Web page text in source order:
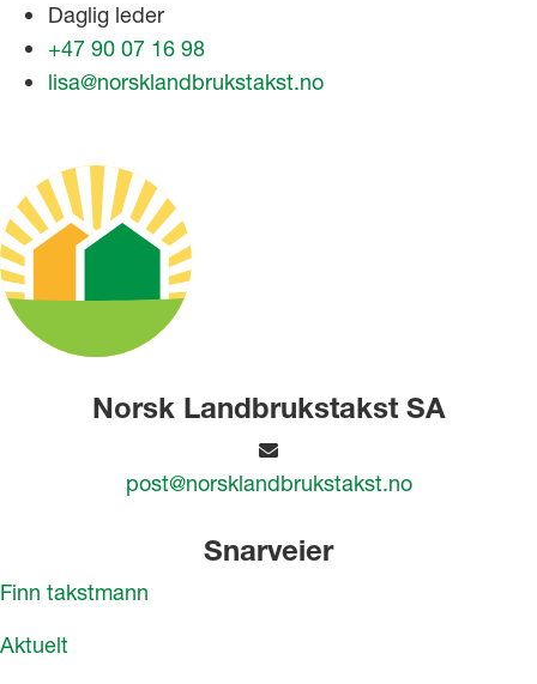
Daglig leder
+47 90 07 16 98
lisa@norsklandbrukstakst.no
Norsk Landbrukstakst SA
post@norsklandbrukstakst.no
Snarveier
Finn takstmann
Aktuelt